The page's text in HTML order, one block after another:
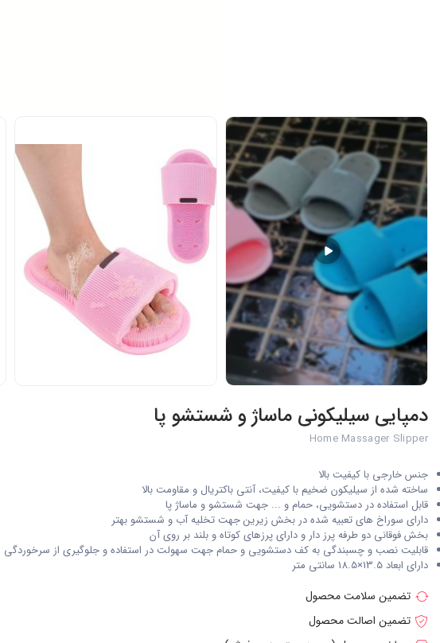
دمپایی سیلیکونی ماساژ و شستشو پا
Home Massager Slipper
جنس خارجی با کیفیت بالا
ساخته شده از سیلیکون ضخیم با کیفیت، آنتی باکتریال و مقاومت بالا
قابل استفاده در دستشویی، حمام و ... جهت شستشو و ماساژ پا
دارای سوراخ های تعبیه شده در بخش زیرین جهت تخلیه آب و شستشو بهتر
بخش فوقانی دو طرفه پرز دار و دارای پرزهای کوتاه و بلند بر روی آن
قابلیت نصب و چسبندگی به کف دستشویی و حمام جهت سهولت در استفاده و جلوگیری از سرخوردگی
دارای ابعاد 13.5×18.5 سانتی متر
تضمین سلامت محصول
تضمین اصالت محصول